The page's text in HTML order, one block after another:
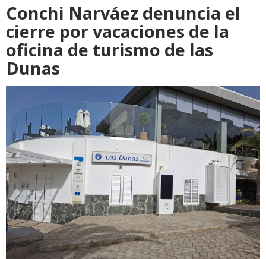
Conchi Narváez denuncia el
cierre por vacaciones de la
oficina de turismo de las
Dunas